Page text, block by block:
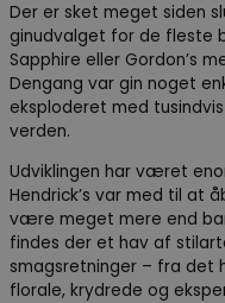
Der er sket meget siden
ginudvalget for de fleste
Sapphire eller Gordon’s
Dengang var gin noget
eksploderet med
verden.
Udviklingen har været
Hendrick’s var med til at
være meget mere end
findes der et hav af
smagsretninger – fra det
florale, krydrede og